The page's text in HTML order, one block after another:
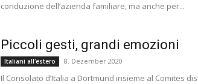
conduzione dell’azienda familiare, ma anche per...
Piccoli gesti, grandi emozioni
Italiani all'estero 8. Dezember 2020
Il Consolato d’Italia a Dortmund insieme al Comites